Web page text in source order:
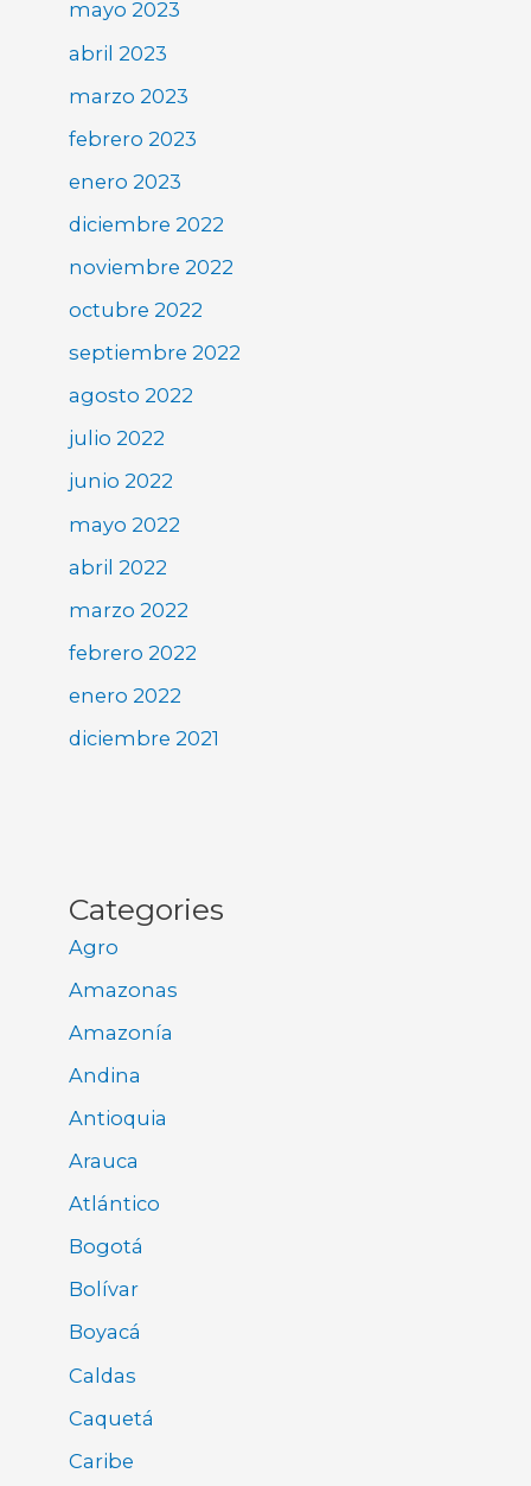
mayo 2023
abril 2023
marzo 2023
febrero 2023
enero 2023
diciembre 2022
noviembre 2022
octubre 2022
septiembre 2022
agosto 2022
julio 2022
junio 2022
mayo 2022
abril 2022
marzo 2022
febrero 2022
enero 2022
diciembre 2021
Categories
Agro
Amazonas
Amazonía
Andina
Antioquia
Arauca
Atlántico
Bogotá
Bolívar
Boyacá
Caldas
Caquetá
Caribe